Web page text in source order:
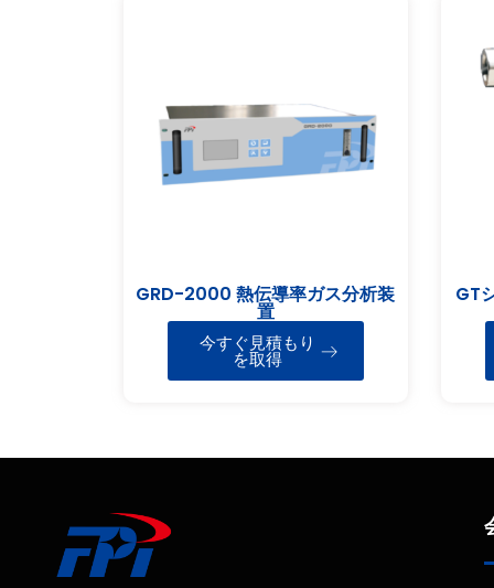
GRD-2000 熱伝導率ガス分析装
置
今すぐ見積もり
を取得
GT